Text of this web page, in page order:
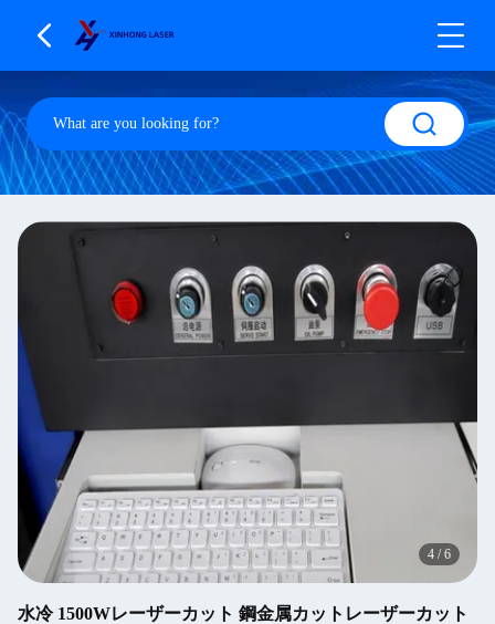
4 /6
水冷 1500Wレーザーカット 鋼金属カットレーザーカット